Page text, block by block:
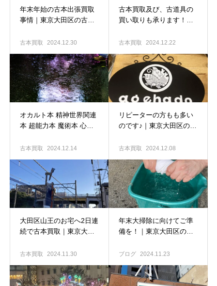
年末年始の古本出張買取
事情｜東京大田区の古本
羽堂
古本買取 2024.12.30
古本買取及び、古道具の
買い取りも承ります！｜
取専門店 古書窟揚羽堂
古本買取 2024.12.22
オカルト本 精神世界関連
本 超能力本 魔術本 心霊
買い取ります！！｜東京
門店 古書窟揚羽堂
古本買取 2024.12.14
リピーターの方もも多い
のです♪｜東京大田区の古
揚羽堂
古本買取 2024.12.08
大田区山王のお宅へ2日連
続で古本買取｜東京大田
古書窟揚羽堂
古本買取 2024.11.30
年末大掃除に向けてご準
備を！｜東京大田区の古
揚羽堂
ブログ 2024.11.23